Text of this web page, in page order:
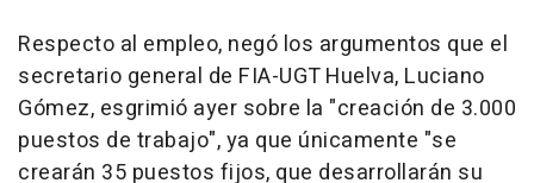
Respecto al empleo, negó los argumentos que el
secretario general de FIA-UGT Huelva, Luciano
Gómez, esgrimió ayer sobre la "creación de 3.000
puestos de trabajo", ya que únicamente "se
crearán 35 puestos fijos, que desarrollarán su